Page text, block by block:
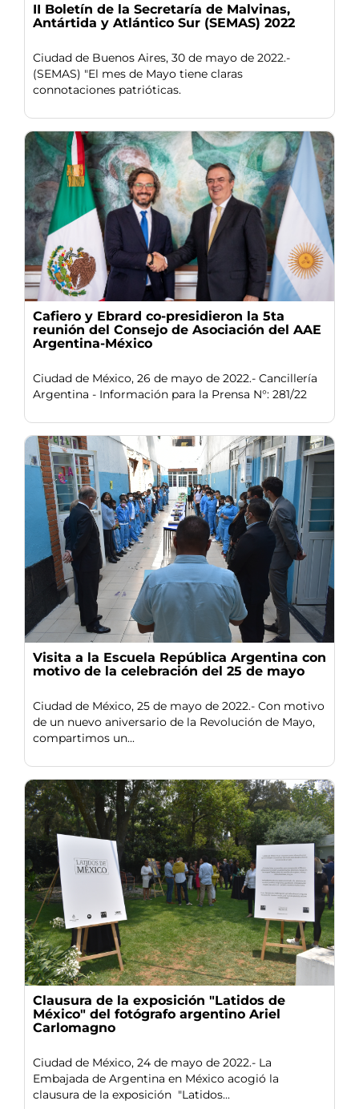
II Boletín de la Secretaría de Malvinas,
Antártida y Atlántico Sur (SEMAS) 2022
Ciudad de Buenos Aires, 30 de mayo de 2022.-
(SEMAS) "El mes de Mayo tiene claras
connotaciones patrióticas.
Cafiero y Ebrard co-presidieron la 5ta
reunión del Consejo de Asociación del AAE
Argentina-México
Ciudad de México, 26 de mayo de 2022.- Cancillería
Argentina - Información para la Prensa N°: 281/22
Visita a la Escuela República Argentina con
motivo de la celebración del 25 de mayo
Ciudad de México, 25 de mayo de 2022.- Con motivo
de un nuevo aniversario de la Revolución de Mayo,
compartimos un...
Clausura de la exposición "Latidos de
México" del fotógrafo argentino Ariel
Carlomagno
Ciudad de México, 24 de mayo de 2022.- La
Embajada de Argentina en México acogió la
clausura de la exposición "Latidos...